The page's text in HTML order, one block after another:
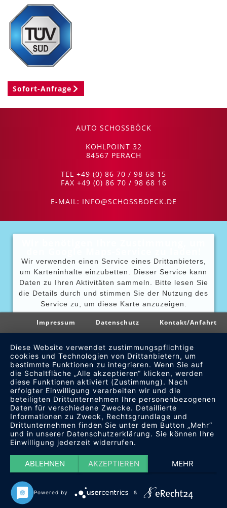
Sofort-Anfrage
AUTO SCHOSSBÖCK
KOHLPOINT 32
84567 PERACH
TEL +49 (0) 86 70 / 98 68 15
FAX +49 (0) 86 70 / 98 68 16
E-MAIL: INFO@SCHOSSBOECK.DE
Wir verwenden einen Service eines Drittanbieters,
um Karteninhalte einzubetten. Dieser Service kann
Daten zu Ihren Aktivitäten sammeln. Bitte lesen Sie
die Details durch und stimmen Sie der Nutzung des
Service zu, um diese Karte anzuzeigen.
Mehr Informationen Akzeptieren
Powered byUsercentrics Consent Management
Platform
Impressum Datenschutz Kontakt/Anfahrt
Diese Website verwendet zustimmungspflichtige
cookies und Technologien von Drittanbietern, um
bestimmte Funktionen zu integrieren. Wenn Sie auf
die Schaltfläche „Alle akzeptieren“ klicken, werden
diese Funktionen aktiviert (Zustimmung). Nach
erfolgter Einwilligung verarbeiten wir und die
beteiligten Drittunternehmen Ihre personenbezogenen
Daten für verschiedene Zwecke. Detaillierte
Informationen zu Zweck, Rechtsgrundlage und
Drittunternehmen finden Sie unter dem Button „Mehr“
und in unserer Datenschutzerklärung. Sie können Ihre
Einwilligung jederzeit widerrufen.
ABLEHNEN AKZEPTIEREN MEHR
Powered by &